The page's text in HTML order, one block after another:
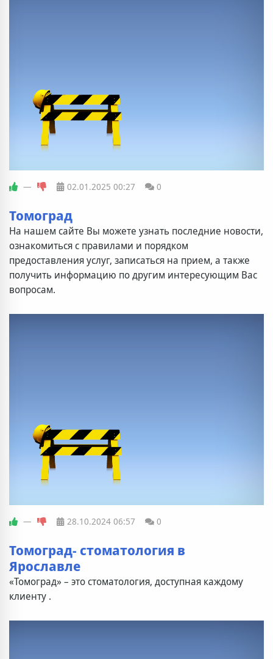
— 02.01.2025 00:27 0
Томоград
На нашем сайте Вы можете узнать последние новости,
ознакомиться с правилами и порядком
предоставления услуг, записаться на прием, а также
получить информацию по другим интересующим Вас
вопросам.
— 28.10.2024 06:57 0
Томоград- стоматология в
Ярославле
«Томоград» – это стоматология, доступная каждому
клиенту .